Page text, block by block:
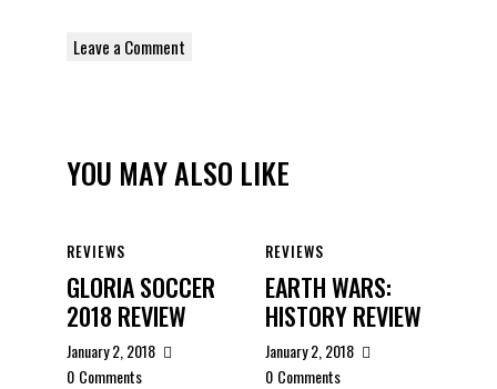
YOU MAY ALSO LIKE
REVIEWS
GLORIA SOCCER
2018 REVIEW
January 2, 2018
0 Comments
REVIEWS
EARTH WARS:
HISTORY REVIEW
January 2, 2018
0 Comments